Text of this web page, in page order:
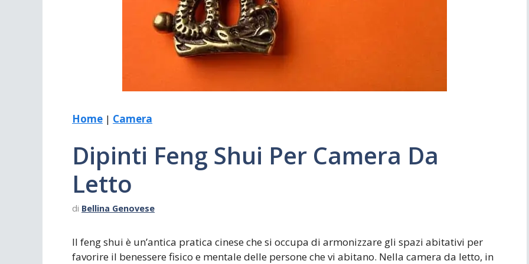
Scrivere
Stagioni
Home | Camera
Dipinti Feng Shui Per Camera Da
Letto
di Bellina Genovese
Il feng shui è un’antica pratica cinese che si occupa di armonizzare gli spazi abitativi per
favorire il benessere fisico e mentale delle persone che vi abitano. Nella camera da letto, in